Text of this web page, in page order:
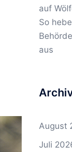
auf
So
aus
August
Juli